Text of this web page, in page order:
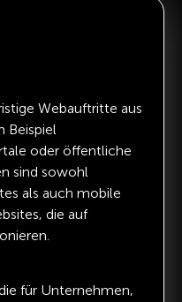
Webauftritte aus
Beispiel
oder öffentliche
sind sowohl
als auch mobile
die auf
für Unternehmen,